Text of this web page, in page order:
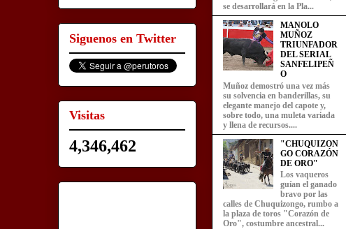
Siguenos en Twitter
Visitas
4,346,462
se desarrollará en la Pla...
MANOLO
MUÑOZ
TRIUNFADOR
DEL SERIAL
SANFELIPEÑ
O
Muñoz demostró una vez más
su solvencia en banderillas, su
elegante manejo del capote y,
sobre todo, una muleta variada
y llena de recursos....
"CHUQUIZON
GO CORAZÓN
DE ORO"
Los vaqueros
guían el ganado
bravo por las
calles de Chuquizongo, rumbo a
la plaza de toros "Corazón de
Oro", costumbre ancestral...